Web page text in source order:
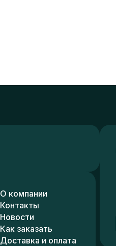
О компании
Контакты
Новости
Как заказать
Доставка и оплата